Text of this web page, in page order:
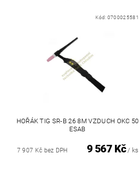
Kód: 0700025581
HOŘÁK TIG SR-B 26 8M VZDUCH OKC 50
ESAB
7 907 Kč bez DPH 9 567 Kč / ks